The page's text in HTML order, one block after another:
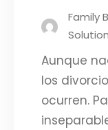
Family
Aunque
los
ocurren.